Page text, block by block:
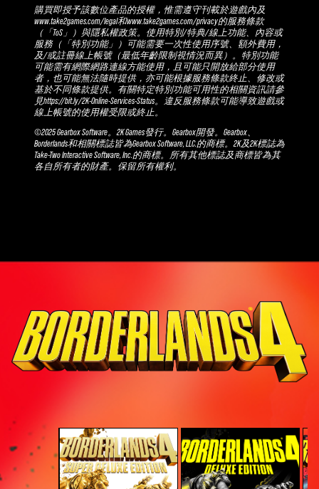
購買即授予該數位產品的授權，惟需遵守刊載於遊戲內及
www.take2games.com/legal和www.take2games.com/privacy的服務條款
（「ToS」）與隱私權政策。使用特別/特典/線上功能、內容或
服務（「特別功能」）可能需要一次性使用序號、額外費用，
及/或註冊線上帳號（最低年齡限制視情況而異）。特別功能
可能需有網際網路連線方能使用，且可能只開放給部分使用
者，也可能無法隨時提供，亦可能根據服務條款終止、修改或
基於不同條款提供。有關特定特別功能可用性的相關資訊請參
見https://bit.ly/2K-Online-Services-Status。違反服務條款可能導致遊戲或
線上帳號的使用權受限或終止。
©2025 Gearbox Software。2K Games發行。Gearbox開發。Gearbox、
Borderlands和相關標誌皆為Gearbox Software, LLC.的商標。2K及2K標誌為
Take-Two Interactive Software, Inc.的商標。所有其他標誌及商標皆為其
各自所有者的財產。保留所有權利。